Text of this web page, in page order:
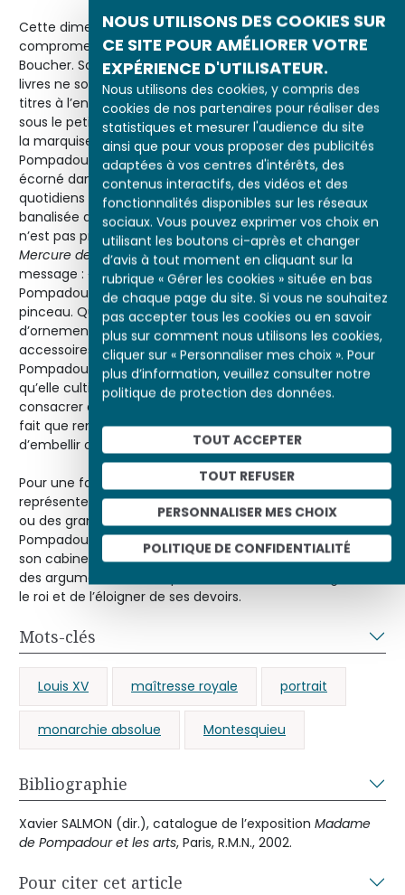
NOUS UTILISONS DES COOKIES SUR
CE SITE POUR AMÉLIORER VOTRE
EXPÉRIENCE D'UTILISATEUR.
Nous utilisons des cookies, y compris des
cookies de nos partenaires pour réaliser des
statistiques et mesurer l'audience du site
ainsi que pour vous proposer des publicités
adaptées à vos centres d'intérêts, des
contenus interactifs, des vidéos et des
fonctionnalités disponibles sur les réseaux
sociaux. Vous pouvez exprimer vos choix en
utilisant les boutons ci-après et changer
d’avis à tout moment en cliquant sur la
rubrique « Gérer les cookies » située en bas
de chaque page du site. Si vous ne souhaitez
pas accepter tous les cookies ou en savoir
plus sur comment nous utilisons les cookies,
cliquer sur « Personnaliser mes choix ». Pour
plus d’information, veuillez consulter notre
politique de protection des données.
TOUT ACCEPTER
TOUT REFUSER
PERSONNALISER MES CHOIX
POLITIQUE DE CONFIDENTIALITÉ
Cette dimension militante, et pour certains bien
compromettante, est totalement estompée chez
Boucher. Sagement enfermés dans une bibliothèque, ses
livres ne sont visibles que par leur reflet dans le miroir,
titres à l’envers. Le livre négligemment placé de travers
sous le petit secrétaire permet de montrer les armes de
la marquise. Les ouvrages au plus près de Mme de
Pompadour, celui qu’elle tient en main, celui qui est tout
écorné dans le secrétaire, sont de petits opuscules
quotidiens qui montrent une pratique désormais
banalisée de la lecture. S’agit-il de romans ? La favorite
n’est pas présentée ici comme une philosophe. Le
Mercure de France (octobre 1757) souligne clairement le
message : « Le portrait de Mme la marquise de
Pompadour par M. Boucher, est bien digne de son
pinceau. Que de grâces ! Que de richesses ! Que
d’ornements ! Des livres, des dessins et autres
accessoires indiquent le goût de Mme la marquise de
Pompadour pour les sciences et les arts qu’elle aime,
qu’elle cultive avec succès et à l’étude desquels elle sait
consacrer des moments utiles. Le peintre des grâces n’a
fait que rendre la nature, sans être peiné du soin
d’embellir ou de flatter son modèle. »
Pour une favorite, il n’est pas sans risque de se faire
représenter. Loin des portraits officiels de la famille royale
ou des grands personnages de la cour, Mme de
Pompadour semble jouer la modestie dans l’intimité de
son cabinet d’étude. Mais ces portraits ont plutôt donné
des arguments à ceux qui l’accusaient d’embourgeoiser
le roi et de l’éloigner de ses devoirs.
Mots-clés
Louis XV maîtresse royale portrait
monarchie absolue Montesquieu
Bibliographie
Xavier SALMON (dir.), catalogue de l’exposition Madame
de Pompadour et les arts, Paris, R.M.N., 2002.
Pour citer cet article